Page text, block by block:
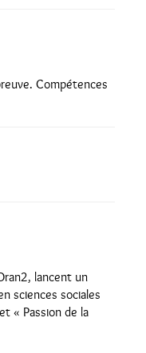
Compétences
lancent un
sciences sociales
« Passion de la